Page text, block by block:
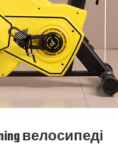
велосипеді